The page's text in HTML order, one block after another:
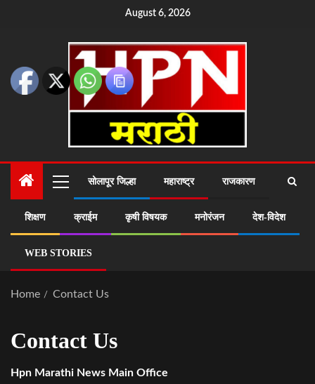
August 6, 2026
सोलापूर जिल्हा महाराष्ट्र राजकारण
शिक्षण क्राईम कृषी विषयक मनोरंजन देश-विदेश
WEB STORIES
Home Contact Us
Contact Us
Hpn Marathi News Main Office